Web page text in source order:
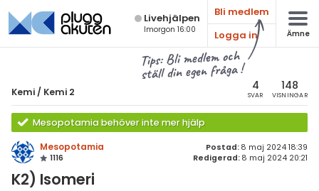
Live­hjälpen
Imorgon 16:00
Bli medlem
Logga in
Ämne
Tips: Bli medlem och
ställ din egen fråga !
Kemi / Kemi 2 4
SVAR
148
VISNINGAR
Mesopotamia behöver inte mer hjälp
Mesopotamia
1116
Postad: 8 maj 2024 18:39
Redigerad: 8 maj 2024 20:21
K2) Isomeri
Alla ämnen
Kemi
Alla trådar
Grundskola
& Bygg